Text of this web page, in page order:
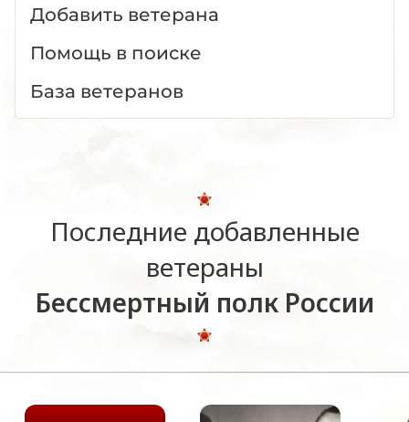
Добавить ветерана
Помощь в поиске
База ветеранов
Последние добавленные
ветераны
Бессмертный полк России